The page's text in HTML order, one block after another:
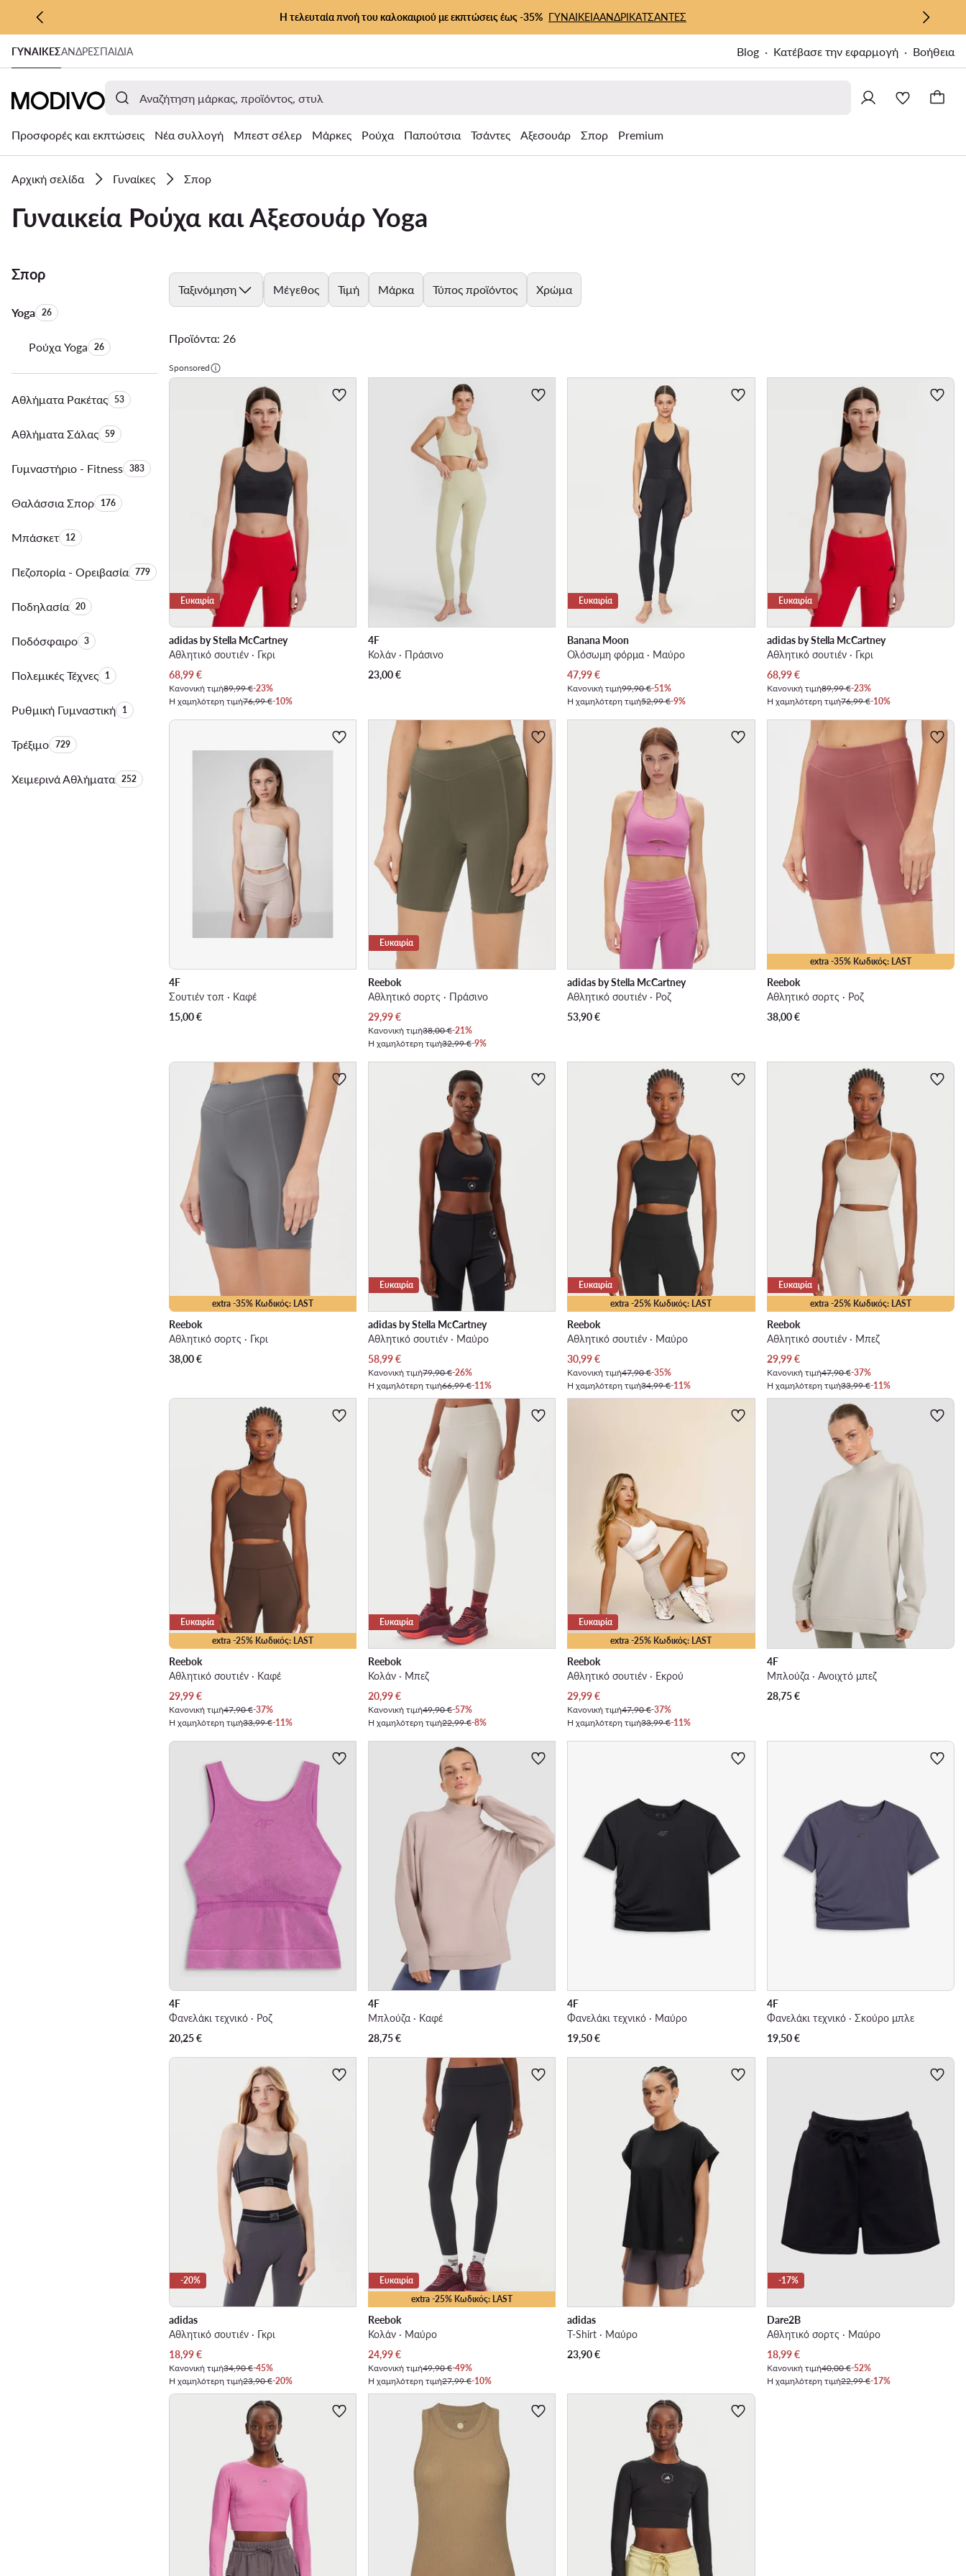
ΜΕΤΆΒΑΣΗ ΣΤΟ ΚΎΡΙΟ ΠΕΡΙΕΧΌΜΕΝΟ
ΜΕΤΆΒΑΣΗ ΣΤΗΝ ΑΝΑΖΉΤΗΣΗ
Η τελευταία πνοή του καλοκαιριού με εκπτώσεις έως -35% ΓΥΝΑΙΚΕΙΑΑΝΔΡΙΚΑΤΣΑΝΤΕΣ
ΓΥΝΑΊΚΕΣΑΝΔΡΕΣΠΑΙΔΙΑ Blog Κατέβασε την εφαρμογή Βοήθεια
Προσφορές και εκπτώσεις Νέα συλλογή Μπεστ σέλερ Μάρκες Ρούχα Παπούτσια Τσάντες Αξεσουάρ Σπορ Premium
Αρχική σελίδα Γυναίκες Σπορ
Γυναικεία Ρούχα και Αξεσουάρ Yoga
Σπορ
YogaΑριθμός προϊόντων:
26
Ρούχα YogaΑριθμός προϊόντων:
26
Αθλήματα ΡακέταςΑριθμός προϊόντων:
53
Αθλήματα ΣάλαςΑριθμός προϊόντων:
59
Γυμναστήριο - FitnessΑριθμός προϊόντων:
383
Θαλάσσια ΣπορΑριθμός προϊόντων:
176
ΜπάσκετΑριθμός προϊόντων:
12
Πεζοπορία - ΟρειβασίαΑριθμός προϊόντων:
779
ΠοδηλασίαΑριθμός προϊόντων:
20
ΠοδόσφαιροΑριθμός προϊόντων:
3
Πολεμικές ΤέχνεςΑριθμός προϊόντων:
1
Ρυθμική ΓυμναστικήΑριθμός προϊόντων:
1
ΤρέξιμοΑριθμός προϊόντων:
729
Χειμερινά ΑθλήματαΑριθμός προϊόντων:
252
Ταξινόμηση Μέγεθος Τιμή Μάρκα Τύπος προϊόντος Χρώμα
Προϊόντα: 26
Sponsored
Ευκαιρία
adidas by Stella McCartney
Αθλητικό σουτιέν · Γκρι
Τρέχουσα τιμή
68,99€
Κανονική τιμή89,99 €-23%
Η χαμηλότερη τιμή76,99 €-10%
4F
Κολάν · Πράσινο
23,00€
Ευκαιρία
Banana Moon
Ολόσωμη φόρμα · Μαύρο
Τρέχουσα τιμή
47,99€
Κανονική τιμή99,90 €-51%
Η χαμηλότερη τιμή52,99 €-9%
Ευκαιρία
adidas by Stella McCartney
Αθλητικό σουτιέν · Γκρι
Τρέχουσα τιμή
68,99€
Κανονική τιμή89,99 €-23%
Η χαμηλότερη τιμή76,99 €-10%
4F
Σουτιέν τοπ · Καφέ
15,00€
Ευκαιρία
Reebok
Αθλητικό σορτς · Πράσινο
Τρέχουσα τιμή
29,99€
Κανονική τιμή38,00 €-21%
Η χαμηλότερη τιμή32,99 €-9%
adidas by Stella McCartney
Αθλητικό σουτιέν · Ροζ
53,90€
extra -35% Κωδικός: LAST
Reebok
Αθλητικό σορτς · Ροζ
38,00€
extra -35% Κωδικός: LAST
Reebok
Αθλητικό σορτς · Γκρι
38,00€
Ευκαιρία
adidas by Stella McCartney
Αθλητικό σουτιέν · Μαύρο
Τρέχουσα τιμή
58,99€
Κανονική τιμή79,90 €-26%
Η χαμηλότερη τιμή66,99 €-11%
extra -25% Κωδικός: LAST
Ευκαιρία
Reebok
Αθλητικό σουτιέν · Μαύρο
Τρέχουσα τιμή
30,99€
Κανονική τιμή47,90 €-35%
Η χαμηλότερη τιμή34,99 €-11%
extra -25% Κωδικός: LAST
Ευκαιρία
Reebok
Αθλητικό σουτιέν · Μπεζ
Τρέχουσα τιμή
29,99€
Κανονική τιμή47,90 €-37%
Η χαμηλότερη τιμή33,99 €-11%
extra -25% Κωδικός: LAST
Ευκαιρία
Reebok
Αθλητικό σουτιέν · Καφέ
Τρέχουσα τιμή
29,99€
Κανονική τιμή47,90 €-37%
Η χαμηλότερη τιμή33,99 €-11%
Ευκαιρία
Reebok
Κολάν · Μπεζ
Τρέχουσα τιμή
20,99€
Κανονική τιμή49,90 €-57%
Η χαμηλότερη τιμή22,99 €-8%
extra -25% Κωδικός: LAST
Ευκαιρία
Reebok
Αθλητικό σουτιέν · Εκρού
Τρέχουσα τιμή
29,99€
Κανονική τιμή47,90 €-37%
Η χαμηλότερη τιμή33,99 €-11%
4F
Μπλούζα · Ανοιχτό μπεζ
28,75€
4F
Φανελάκι τεχνικό · Ροζ
20,25€
4F
Μπλούζα · Καφέ
28,75€
4F
Φανελάκι τεχνικό · Μαύρο
19,50€
4F
Φανελάκι τεχνικό · Σκούρο μπλε
19,50€
-20%
adidas
Αθλητικό σουτιέν · Γκρι
Τρέχουσα τιμή
18,99€
Κανονική τιμή34,90 €-45%
Η χαμηλότερη τιμή23,90 €-20%
extra -25% Κωδικός: LAST
Ευκαιρία
Reebok
Κολάν · Μαύρο
Τρέχουσα τιμή
24,99€
Κανονική τιμή49,90 €-49%
Η χαμηλότερη τιμή27,99 €-10%
adidas
T-Shirt · Μαύρο
23,90€
-17%
Dare2B
Αθλητικό σορτς · Μαύρο
Τρέχουσα τιμή
18,99€
Κανονική τιμή40,00 €-52%
Η χαμηλότερη τιμή22,99 €-17%